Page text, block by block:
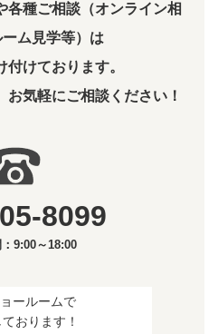
各種ご相談（オンライン相
ム見学等）は
けております。
気軽にご相談ください！
8099
9:00～18:00
ールームで
おります！